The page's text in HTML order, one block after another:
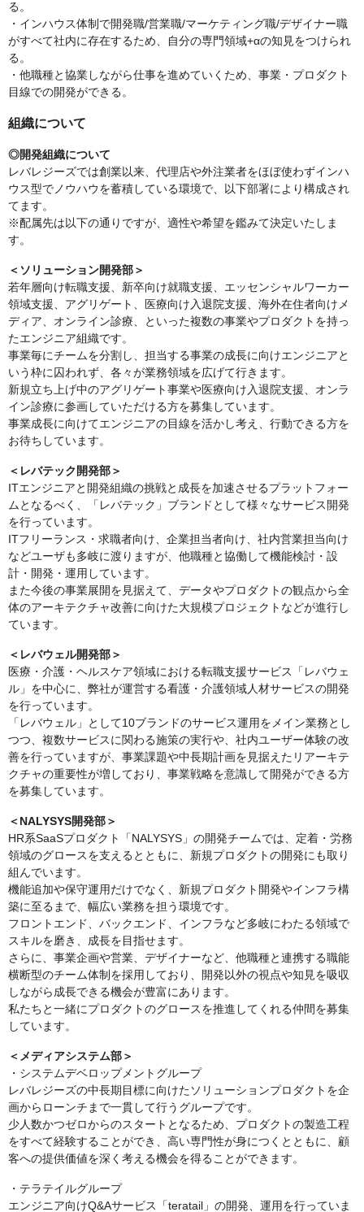
る。
・インハウス体制で開発職/営業職/マーケティング職/デザイナー職
がすべて社内に存在するため、自分の専門領域+αの知見をつけられ
る。
・他職種と協業しながら仕事を進めていくため、事業・プロダクト
目線での開発ができる。
組織について
◎開発組織について
レバレジーズでは創業以来、代理店や外注業者をほぼ使わずインハ
ウス型でノウハウを蓄積している環境で、以下部署により構成され
てます。
※配属先は以下の通りですが、適性や希望を鑑みて決定いたしま
す。
＜ソリューション開発部＞
若年層向け転職支援、新卒向け就職支援、エッセンシャルワーカー
領域支援、アグリゲート、医療向け入退院支援、海外在住者向けメ
ディア、オンライン診療、といった複数の事業やプロダクトを持っ
たエンジニア組織です。
事業毎にチームを分割し、担当する事業の成長に向けエンジニアと
いう枠に囚われず、各々が業務領域を広げて行きます。
新規立ち上げ中のアグリゲート事業や医療向け入退院支援、オンラ
イン診療に参画していただける方を募集しています。
事業成長に向けてエンジニアの目線を活かし考え、行動できる方を
お待ちしています。
＜レバテック開発部＞
ITエンジニアと開発組織の挑戦と成長を加速させるプラットフォー
ムとなるべく、「レバテック」ブランドとして様々なサービス開発
を行っています。
ITフリーランス・求職者向け、企業担当者向け、社内営業担当向け
などユーザも多岐に渡りますが、他職種と協働して機能検討・設
計・開発・運用しています。
また今後の事業展開を見据えて、データやプロダクトの観点から全
体のアーキテクチャ改善に向けた大規模プロジェクトなどが進行し
ています。
＜レバウェル開発部＞
医療・介護・ヘルスケア領域における転職支援サービス「レバウェ
ル」を中心に、弊社が運営する看護・介護領域人材サービスの開発
を行っています。
「レバウェル」として10ブランドのサービス運用をメイン業務とし
つつ、複数サービスに関わる施策の実行や、社内ユーザー体験の改
善を行っていますが、事業課題や中長期計画を見据えたリアーキテ
クチャの重要性が増しており、事業戦略を意識して開発ができる方
を募集しています。
＜NALYSYS開発部＞
HR系SaaSプロダクト「NALYSYS」の開発チームでは、定着・労務
領域のグロースを支えるとともに、新規プロダクトの開発にも取り
組んでいます。
機能追加や保守運用だけでなく、新規プロダクト開発やインフラ構
築に至るまで、幅広い業務を担う環境です。
フロントエンド、バックエンド、インフラなど多岐にわたる領域で
スキルを磨き、成長を目指せます。
さらに、事業企画や営業、デザイナーなど、他職種と連携する職能
横断型のチーム体制を採用しており、開発以外の視点や知見を吸収
しながら成長できる機会が豊富にあります。
私たちと一緒にプロダクトのグロースを推進してくれる仲間を募集
しています。
＜メディアシステム部＞
・システムデベロップメントグループ
レバレジーズの中長期目標に向けたソリューションプロダクトを企
画からローンチまで一貫して行うグループです。
少人数かつゼロからのスタートとなるため、プロダクトの製造工程
をすべて経験することができ、高い専門性が身につくとともに、顧
客への提供価値を深く考える機会を得ることができます。
・テラテイルグループ
エンジニア向けQ&Aサービス「teratail」の開発、運用を行っていま